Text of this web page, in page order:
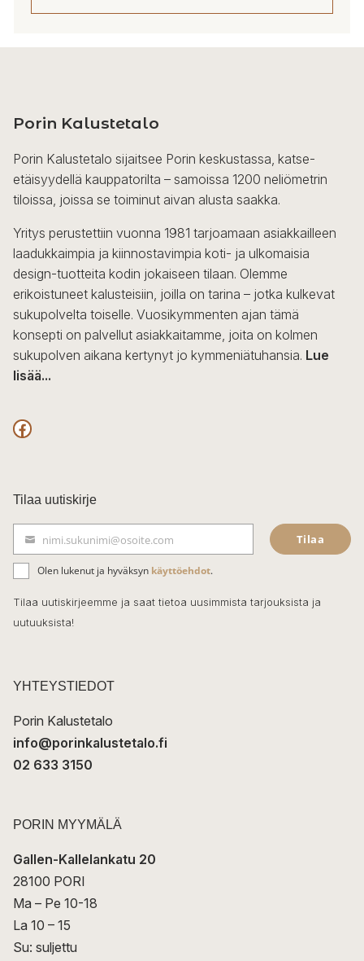
445,00 €
muunnelma.
tehdä
valinnat
tuotteen
sivulla.
Porin Kalustetalo
Porin Kalustetalo sijaitsee Porin keskustassa, katse-
etäisyydellä kauppatorilta – samoissa 1200 neliömetrin
tiloissa, joissa se toiminut aivan alusta saakka.
Yritys perustettiin vuonna 1981 tarjoamaan asiakkailleen
laadukkaimpia ja kiinnostavimpia koti- ja ulkomaisia
design-tuotteita kodin jokaiseen tilaan. Olemme
erikoistuneet kalusteisiin, joilla on tarina – jotka kulkevat
sukupolvelta toiselle. Vuosikymmenten ajan tämä
konsepti on palvellut asiakkaitamme, joita on kolmen
sukupolven aikana kertynyt jo kymmeniätuhansia. Lue
lisää...
F
c
e
b
o
o
k
Tilaa uutiskirje
ä
h
k
p
t
nimi.sukunimi@osoite.com Tilaa
Olen lukenut ja hyväksyn käyttöehdot.
Tilaa uutiskirjeemme ja saat tietoa uusimmista tarjouksista ja
uutuuksista!
YHTEYSTIEDOT
Porin Kalustetalo
info@porinkalustetalo.fi
02 633 3150
PORIN MYYMÄLÄ
Gallen-Kallelankatu 20
28100 PORI
Ma – Pe 10-18
La 10 – 15
Su: suljettu